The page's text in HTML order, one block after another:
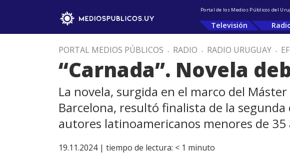
Portal de los Medios Públicos del
Televisión
PORTAL MEDIOS PÚBLICOS . RADIO . RADIO URUGUAY .
“Carnada”. Novela
La novela, surgida en el marco del
Barcelona, resultó finalista de la
autores latinoamericanos menores de 35
19.11.2024 | tiempo de lectura: < 1 minuto